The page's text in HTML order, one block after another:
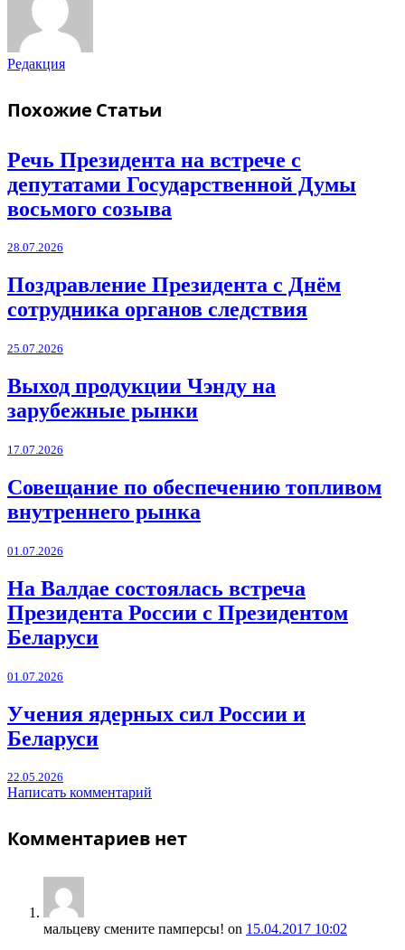
Редакция
Похожие Статьи
Речь Президента на встрече с
депутатами Государственной Думы
восьмого созыва
28.07.2026
Поздравление Президента с Днём
сотрудника органов следствия
25.07.2026
Выход продукции Чэнду на
зарубежные рынки
17.07.2026
Совещание по обеспечению топливом
внутреннего рынка
01.07.2026
На Валдае состоялась встреча
Президента России с Президентом
Беларуси
01.07.2026
Учения ядерных сил России и
Беларуси
22.05.2026
Написать комментарий
Комментариев нет
мальцеву смените памперсы! on 15.04.2017 10:02